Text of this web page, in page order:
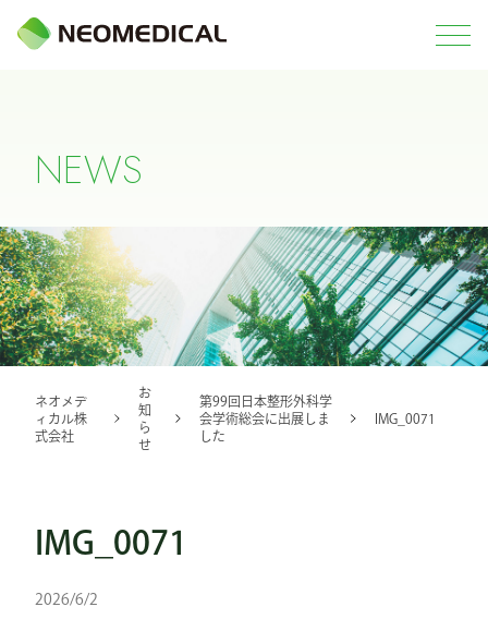
NEWS
ネオメデ
ィカル株
式会社
お
知
ら
せ
第99回日本整形外科学
会学術総会に出展しま
した
IMG_0071
IMG_0071
2026/6/2